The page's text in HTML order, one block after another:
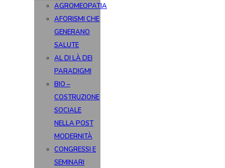
AGROMEOPATIA
AFORISMI CHE
GENERANO
SALUTE
AL DI LÀ DEI
PARADIGMI
BIO –
COSTRUZIONE
SOCIALE
NELLA POST
MODERNITÀ
CONGRESSI E
SEMINARI